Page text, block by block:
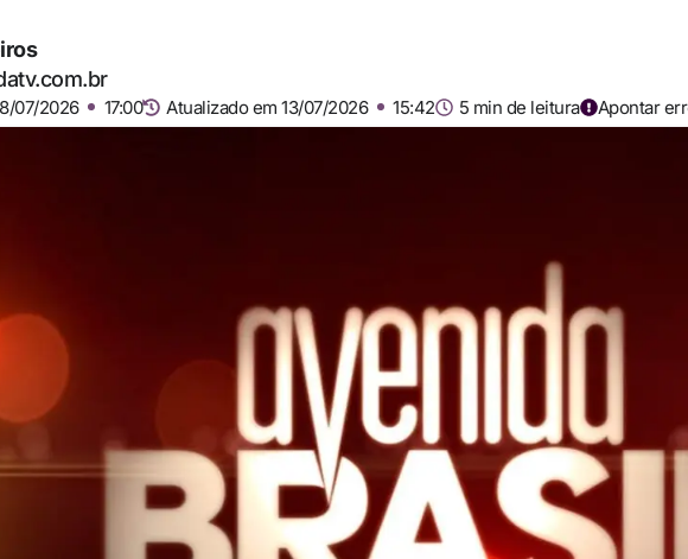
07/2026 17:00 Atualizado em 13/07/2026 15:42 5 min de leitura Apontar